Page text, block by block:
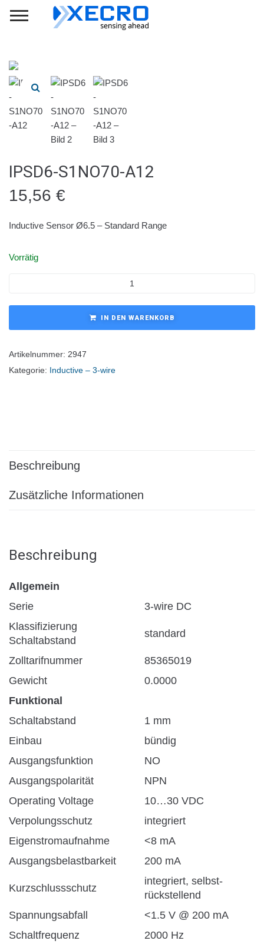
IPSD6-S1NO70-A12
15,56 €
Inductive Sensor Ø6.5 – Standard Range
Vorrätig
IN DEN WARENKORB
Artikelnummer: 2947
Kategorie: Inductive – 3-wire
Beschreibung
Zusätzliche Informationen
Beschreibung
Allgemein
Serie
3-wire DC
Klassifizierung
Schaltabstand
standard
Zolltarifnummer
85365019
Gewicht
0.0000
Funktional
Schaltabstand
1 mm
Einbau
bündig
Ausgangsfunktion
NO
Ausgangspolarität
NPN
Operating Voltage
10…30 VDC
Verpolungsschutz
integriert
Eigenstromaufnahme
<8 mA
Ausgangsbelastbarkeit
200 mA
Kurzschlussschutz
integriert, selbst-
rückstellend
Spannungsabfall
<1.5 V @ 200 mA
Schaltfrequenz
2000 Hz